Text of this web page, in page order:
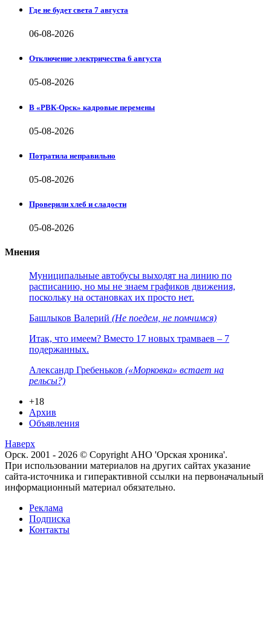
Где не будет света 7 августа
06-08-2026
Отключение электричества 6 августа
05-08-2026
В «РВК-Орск» кадровые перемены
05-08-2026
Потратила неправильно
05-08-2026
Проверили хлеб и сладости
05-08-2026
Мнения
Муниципальные автобусы выходят на линию по
расписанию, но мы не знаем графиков движения,
поскольку на остановках их просто нет.
Башлыков Валерий (Не поедем, не помчимся)
Итак, что имеем? Вместо 17 новых трамваев – 7
подержанных.
Александр Гребеньков («Морковка» встает на
рельсы?)
+18
Архив
Объявления
Наверх
Орск. 2001 - 2026 © Copyright АНО 'Орская хроника'.
При использовании материалов на других сайтах указание
сайта-источника и гиперактивной ссылки на первоначальный
информационный материал обязательно.
Реклама
Подписка
Контакты